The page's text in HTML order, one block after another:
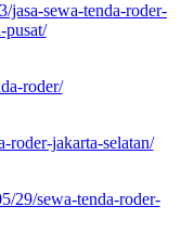
jasa-sewa-tenda-roder-
pusat/
roder/
roder-jakarta-selatan/
29/sewa-tenda-roder-